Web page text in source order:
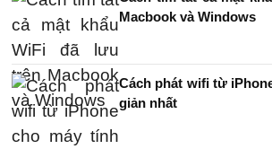
Macbook và Windows
Cách phát wifi từ
giản nhất